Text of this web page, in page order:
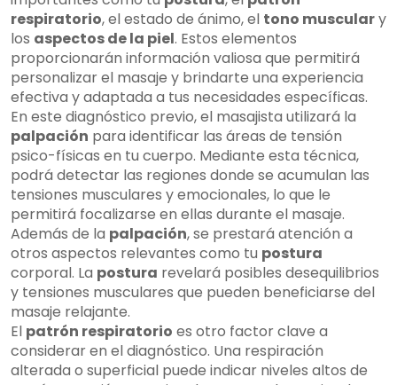
respiratorio, el estado de ánimo, el tono musculary
los aspectos de la piel. Estos elementos
proporcionarán información valiosa que permitirá
personalizar el masaje y brindarte una experiencia
efectiva y adaptada a tus necesidades específicas.
En este diagnóstico previo, el masajista utilizará la
palpación para identificar las áreas de tensión
psico-físicas en tu cuerpo. Mediante esta técnica,
podrá detectar las regiones donde se acumulan las
tensiones musculares y emocionales, lo que le
permitirá focalizarse en ellas durante el masaje.
Además de la palpación, se prestará atención a
otros aspectos relevantes como tu postura
corporal. La postura revelará posibles desequilibrios
y tensiones musculares que pueden beneficiarse del
masaje relajante.
El patrón respiratorio es otro factor clave a
considerar en el diagnóstico. Una respiración
alterada o superficial puede indicar niveles altos de